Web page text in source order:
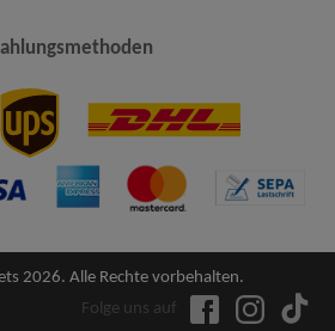
2026. Alle Rechte vorbehalten.
Folge uns auf